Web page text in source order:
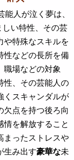
能人が泣く夢は、
い特性、その芸
や特殊なスキルを
性などの長所を備
職場などの対象
性、その芸能人の
くスキャンダルが
欠点を持つ後ろ向
情を解放すること
まったストレスや
生み出す豪華な未